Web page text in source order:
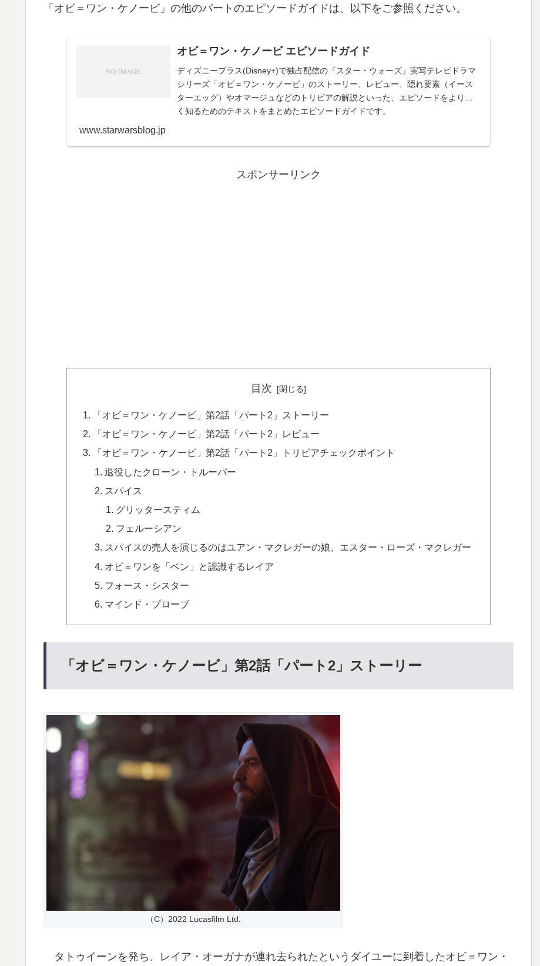
「オビ＝ワン・ケノービ」の他のパートのエピソードガイドは、以下をご参照ください。
オビ＝ワン・ケノービ エピソードガイド
ディズニープラス(Disney+)で独占配信の『スター・ウォーズ』実写テレビドラマ
シリーズ「オビ＝ワン・ケノービ」のストーリー、レビュー、隠れ要素（イース
ターエッグ）やオマージュなどのトリビアの解説といった、エピソードをより深
く知るためのテキストをまとめたエピソードガイドです。
www.starwarsblog.jp
スポンサーリンク
目次
「オビ＝ワン・ケノービ」第2話「パート2」ストーリー
「オビ＝ワン・ケノービ」第2話「パート2」レビュー
「オビ＝ワン・ケノービ」第2話「パート2」トリビアチェックポイント
退役したクローン・トルーパー
スパイス
グリッタースティム
フェルーシアン
スパイスの売人を演じるのはユアン・マクレガーの娘、エスター・ローズ・マクレガー
オビ＝ワンを「ベン」と認識するレイア
フォース・シスター
マインド・プローブ
「オビ＝ワン・ケノービ」第2話「パート2」ストーリー
（C）2022 Lucasfilm Ltd.
タトゥイーンを発ち、レイア・オーガナが連れ去られたというダイユーに到着したオビ＝ワン・